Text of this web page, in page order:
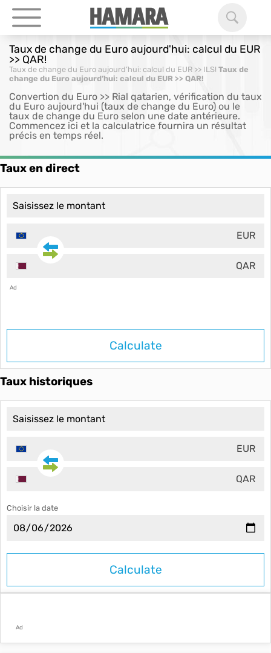
Taux de change du Euro aujourd'hui: calcul du EUR
>> QAR!
Taux de change du Euro aujourd’hui: calcul du EUR >> ILS! Taux de
change du Euro aujourd’hui: calcul du EUR >> QAR!
Convertion du Euro >> Rial qatarien, vérification du taux
du Euro aujourd'hui (taux de change du Euro) ou le
taux de change du Euro selon une date antérieure.
Commencez ici et la calculatrice fournira un résultat
précis en temps réel.
Taux en direct
EUR
QAR
Ad
Calculate
Taux historiques
EUR
QAR
Choisir la date
Ad